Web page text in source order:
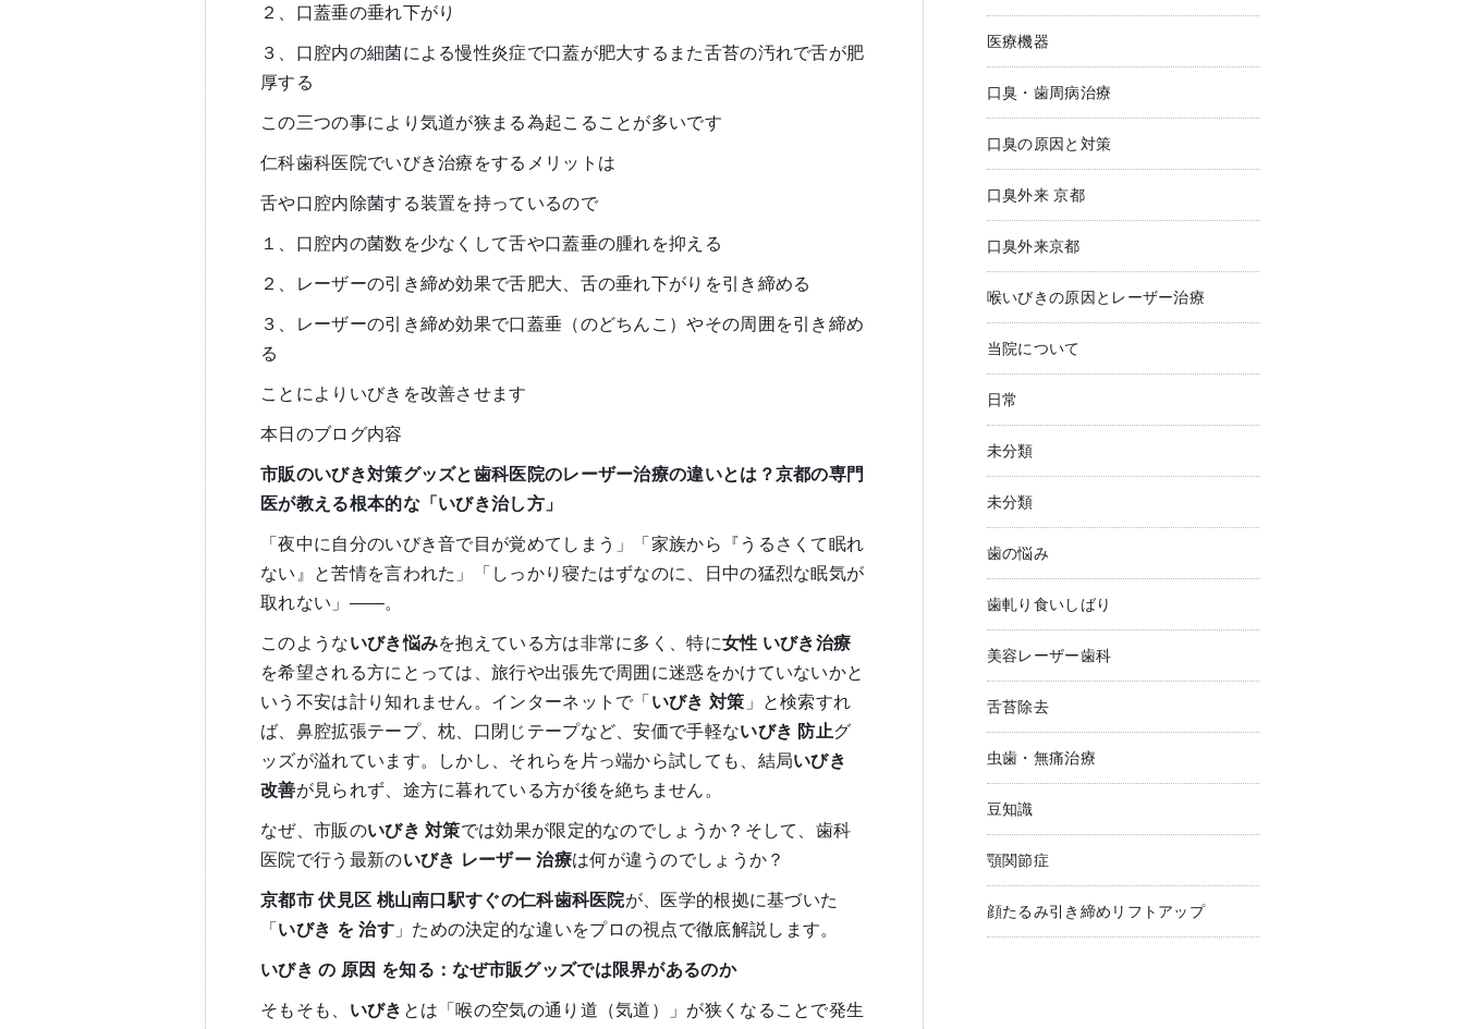
２、口蓋垂の垂れ下がり
３、口腔内の細菌による慢性炎症で口蓋が肥大するまた舌苔の汚れで舌が肥
厚する
この三つの事により気道が狭まる為起こることが多いです
仁科歯科医院でいびき治療をするメリットは
舌や口腔内除菌する装置を持っているので
１、口腔内の菌数を少なくして舌や口蓋垂の腫れを抑える
２、レーザーの引き締め効果で舌肥大、舌の垂れ下がりを引き締める
３、レーザーの引き締め効果で口蓋垂（のどちんこ）やその周囲を引き締め
る
ことによりいびきを改善させます
本日のブログ内容
市販のいびき対策グッズと歯科医院のレーザー治療の違いとは？京都の専門
医が教える根本的な「いびき治し方」
「夜中に自分のいびき音で目が覚めてしまう」「家族から『うるさくて眠れ
ない』と苦情を言われた」「しっかり寝たはずなのに、日中の猛烈な眠気が
取れない」——。
このようないびき悩みを抱えている方は非常に多く、特に女性 いびき治療
を希望される方にとっては、旅行や出張先で周囲に迷惑をかけていないかと
いう不安は計り知れません。インターネットで「 いびき 対策 」と検索すれ
ば、鼻腔拡張テープ、枕、口閉じテープなど、安価で手軽ないびき 防止グ
ッズが溢れています。しかし、それらを片っ端から試しても、結局いびき
改善が見られず、途方に暮れている方が後を絶ちません。
なぜ、市販のいびき 対策では効果が限定的なのでしょうか？そして、歯科
医院で行う最新のいびき レーザー 治療は何が違うのでしょうか？
京都市 伏見区 桃山南口駅すぐの仁科歯科医院が、医学的根拠に基づいた
「 いびき を 治す」ための決定的な違いをプロの視点で徹底解説します。
いびき の 原因 を知る：なぜ市販グッズでは限界があるのか
そもそも、 いびき とは「喉の空気の通り道（気道）」が狭くなることで発生
医療機器
口臭・歯周病治療
口臭の原因と対策
口臭外来 京都
口臭外来京都
喉いびきの原因とレーザー治療
当院について
日常
未分類
未分類
歯の悩み
歯軋り食いしばり
美容レーザー歯科
舌苔除去
虫歯・無痛治療
豆知識
顎関節症
顔たるみ引き締めリフトアップ